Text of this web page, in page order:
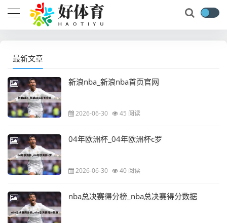
最新文章
新浪nba_新浪nba首页官网
2026-06-30 45 阅读
04年欧洲杯_04年欧洲杯c罗
2026-06-30 40 阅读
nba总决赛得分榜_nba总决赛得分数据